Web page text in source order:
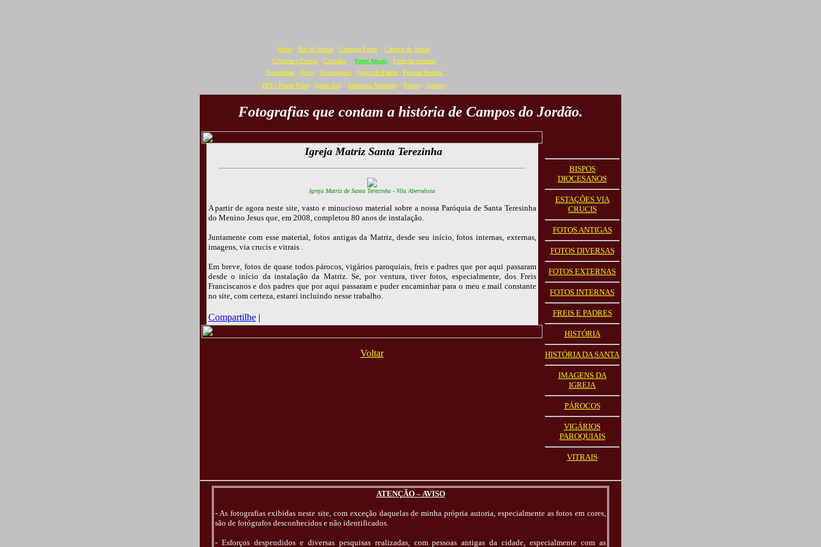
Home · Baú do Jordão · Camargo Freire · Campos do Jordão
Crônicas e Contos · Culinária · Fotos Atuais · Fotos da Semana
Fotografias · Hinos · Homenagens · Papéis de Parede · Poesias/Poemas
PPS - Power Point· Quem Sou· Símbolos Nacionais· Vídeos · Contato
Fotografias que contam a história de Campos do Jordão.
Igreja Matriz Santa Terezinha
Igreja Matriz de Santa Terezinha - Vila Abernéssia
A partir de agora neste site, vasto e minucioso material sobre a nossa Paróquia de Santa Teresinha
do Menino Jesus que, em 2008, completou 80 anos de instalação.
Juntamente com esse material, fotos antigas da Matriz, desde seu início, fotos internas, externas,
imagens, via crucis e vitrais .
Em breve, fotos de quase todos párocos, vigários paroquiais, freis e padres que por aqui passaram
desde o início da instalação da Matriz. Se, por ventura, tiver fotos, especialmente, dos Freis
Franciscanos e dos padres que por aqui passaram e puder encaminhar para o meu e.mail constante
no site, com certeza, estarei incluindo nesse trabalho.
Compartilhe |
Voltar
BISPOS
DIOCESANOS
ESTAÇÕES VIA
CRUCIS
FOTOS ANTIGAS
FOTOS DIVERSAS
FOTOS EXTERNAS
FOTOS INTERNAS
FREIS E PADRES
HISTÓRIA
HISTÓRIA DA SANTA
IMAGENS DA
IGREJA
PÁROCOS
VIGÁRIOS
PAROQUIAIS
VITRAIS
ATENÇÃO – AVISO
- As fotografias exibidas neste site, com exceção daquelas de minha própria autoria, especialmente as fotos em cores,
são de fotógrafos desconhecidos e não identificados.
- Esforços despendidos e diversas pesquisas realizadas, com pessoas antigas da cidade, especialmente com as